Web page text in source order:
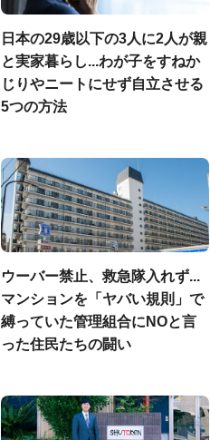
日本の29歳以下の3人に2人が親
と実家暮らし...わが子をすねか
じりやニートにせず自立させる
5つの方法
ウーバー禁止、救急隊入れず...
マンションを「ヤバい規則」で
縛っていた管理組合にNOと言
った住民たちの闘い